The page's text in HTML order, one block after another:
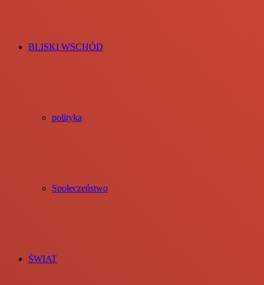
BLISKI WSCHÓD
polityka
Społeczeństwo
ŚWIAT